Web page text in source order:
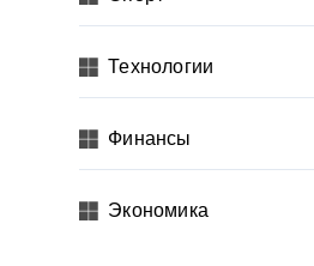
Технологии
Финансы
Экономика